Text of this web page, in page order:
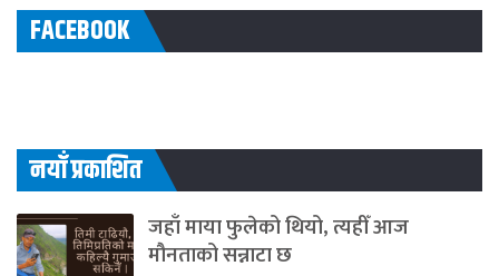
FACEBOOK
नयाँ प्रकाशित
जहाँ माया फुलेको थियो, त्यहीँ आज
मौनताको सन्नाटा छ